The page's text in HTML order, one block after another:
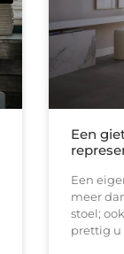
Een
Een
meer
stoel;
prettig u